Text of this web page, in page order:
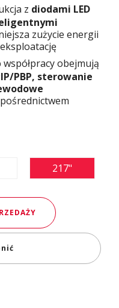
z diodami LED
zużycie energii
obejmują
PBP, sterowanie
217"